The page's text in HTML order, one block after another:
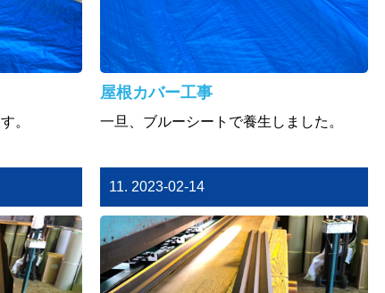
。
屋根カバー工事
一旦、ブルーシートで養生しました。
11. 2023-02-14